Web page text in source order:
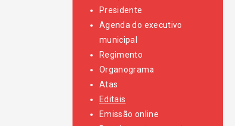
Presidente
Agenda do executivo
municipal
Regimento
Organograma
Atas
Editais
Emissão online